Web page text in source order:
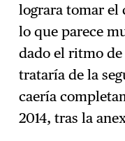
lograra tomar el
lo que parece
dado el ritmo de
trataría de la
caería
2014, tras la